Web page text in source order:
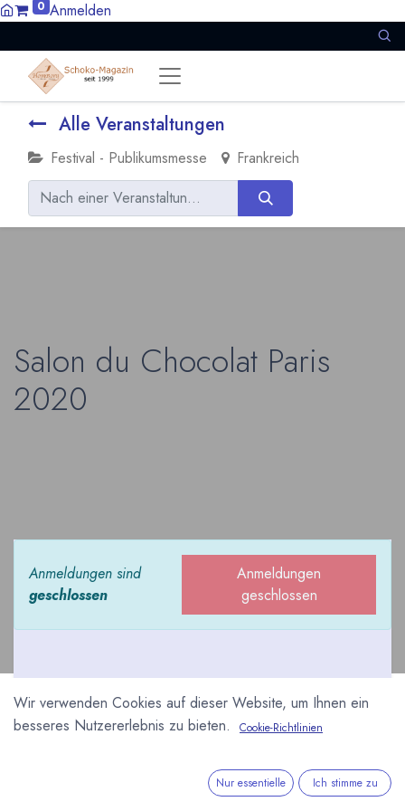
0 Anmelden
Alle Veranstaltungen
Festival - Publikumsmesse Frankreich
Salon du Chocolat Paris
2020
Anmeldungen sind
geschlossen
Anmeldungen
geschlossen
Die jährliche Ausstellung
Wir verwenden Cookies auf dieser Website, um Ihnen ein
besseres Nutzererlebnis zu bieten.
Cookie-Richtlinien
Nur essentielle Ich stimme zu